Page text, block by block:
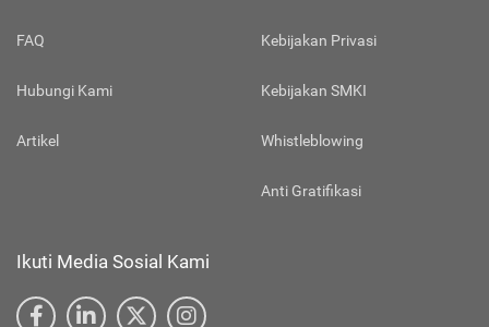
FAQ
Hubungi Kami
Artikel
Kebijakan Privasi
Kebijakan SMKI
Whistleblowing
Anti Gratifikasi
Ikuti Media Sosial Kami